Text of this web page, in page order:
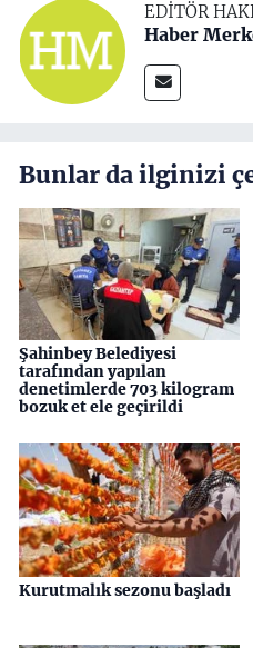
EDITÖR
Haber
Bunlar da ilginizi
Şahinbey Belediyesi
tarafından yapılan
denetimlerde 703 kilogram
bozuk et ele geçirildi
Kurutmalık sezonu başladı